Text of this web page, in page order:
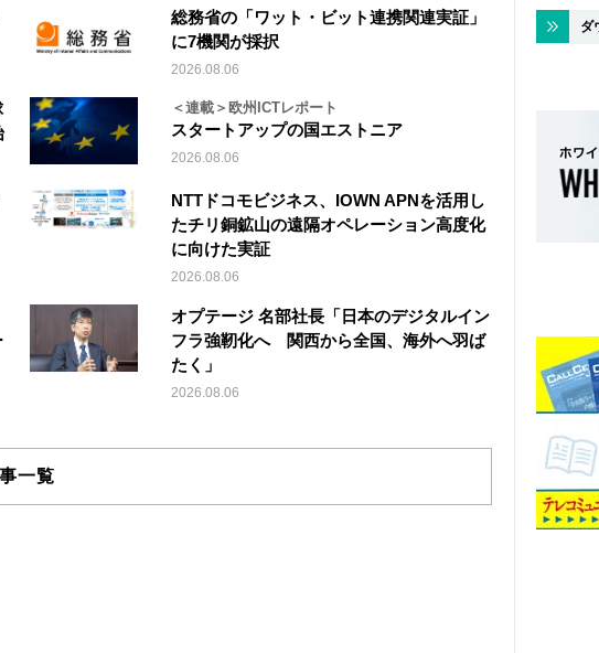
総務省の「ワット・ビット連携関連実証」
に7機関が採択
2026.08.06
＜連載＞欧州ICTレポート
スタートアップの国エストニア
2026.08.06
NTTドコモビジネス、IOWN APNを活用し
たチリ銅鉱山の遠隔オペレーション高度化
に向けた実証
2026.08.06
オプテージ 名部社長「日本のデジタルイン
フラ強靭化へ 関西から全国、海外へ羽ば
たく」
2026.08.06
一覧
ダ